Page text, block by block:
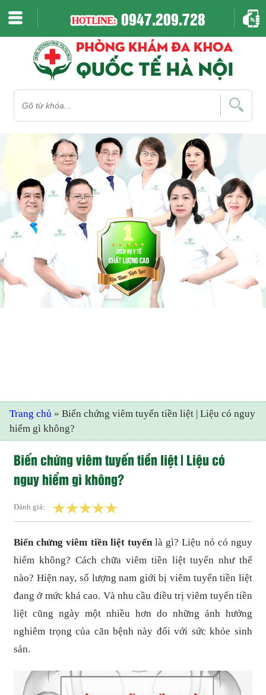
0947.209.728
Trang chủ »Biến chứng viêm tuyến tiền liệt | Liệu có nguy
hiểm gì không?
Biến chứng viêm tuyến tiền liệt | Liệu có
nguy hiểm gì không?
Đánh giá:
Biến chứng viêm tiền liệt tuyếnlà gì? Liệu nó có nguy
hiểm không? Cách chữa viêm tiền liệt tuyến như thế
nào? Hiện nay, số lượng nam giới bị viêm tuyến tiền liệt
đang ở mức khá cao. Và nhu cầu điều trị viêm tuyến tiền
liệt cũng ngày một nhiều hơn do những ảnh hưởng
nghiêm trọng của căn bệnh này đối với sức khỏe sinh
sản.